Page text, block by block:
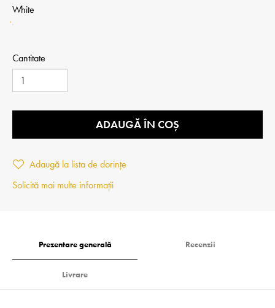
White
Cantitate
ADAUGĂ ÎN COȘ
Adaugă la lista de dorințe
Solicită mai multe informații
Prezentare generală Recenzii
Livrare